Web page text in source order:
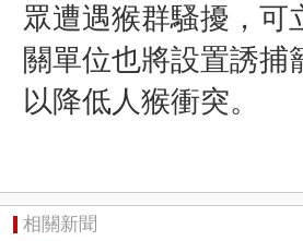
眾遭遇猴群騷擾，可
關單位也將設置誘捕
以降低人猴衝突。
相關新聞